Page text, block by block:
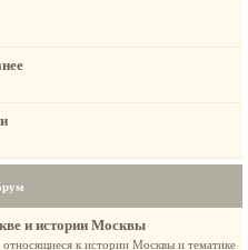
и истории Москвы
к истории Москвы и тематике